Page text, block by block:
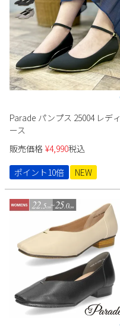
Parade パンプス 25004 レディ
ース
販売価格 ¥4,990税込
ポイント10倍
NEW